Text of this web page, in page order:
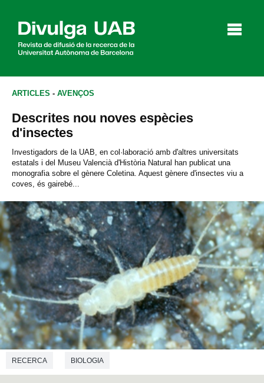
Vídeos
Agenda
English Español
CERCAR
ARTICLES - AVENÇOS
Descrites nou noves espècies
d'insectes
Investigadors de la UAB, en col·laboració amb d'altres universitats
estatals i del Museu Valencià d'Història Natural han publicat una
monografia sobre el gènere Coletina. Aquest gènere d'insectes viu a
coves, és gairebé...
RECERCA BIOLOGIA